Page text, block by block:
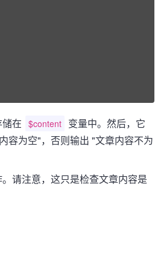
在 $content 变量中。然后，它
容为空"，否则输出 "文章内容不为
请注意，这只是检查文章内容是